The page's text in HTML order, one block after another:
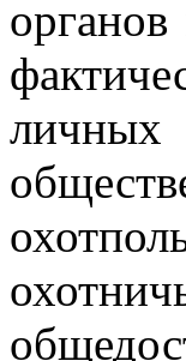
личных